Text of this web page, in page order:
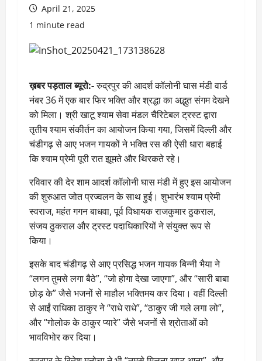
April 21, 2025
1 minute read
ख़बर पड़ताल ब्यूरो:-रुद्रपुर की आदर्श कॉलोनी घास मंडी वार्ड
नंबर 36 में एक बार फिर भक्ति और श्रद्धा का अद्भुत संगम देखने
को मिला। श्री खाटू श्याम सेवा मंडल चैरिटेबल ट्रस्ट द्वारा
तृतीय श्याम संकीर्तन का आयोजन किया गया, जिसमें दिल्ली और
चंडीगढ़ से आए भजन गायकों ने भक्ति रस की ऐसी धारा बहाई
कि श्याम प्रेमी पूरी रात झूमते और थिरकते रहे।
रविवार की देर शाम आदर्श कॉलोनी घास मंडी में हुए इस आयोजन
की शुरुआत जोत प्रज्वलन के साथ हुई। शुभारंभ श्याम प्रेमी
स्वराज, महंत गगन बाधवा, पूर्व विधायक राजकुमार ठुकराल,
संजय ठुकराल और ट्रस्ट पदाधिकारियों ने संयुक्त रूप से
किया।
इसके बाद चंडीगढ़ से आए प्रसिद्ध भजन गायक बिन्नी भैया ने
“लगन तुमसे लगा बैठे”, “जो होगा देखा जाएगा”, और “सारी बाबा
छोड़ के” जैसे भजनों से माहौल भक्तिमय कर दिया। वहीं दिल्ली
से आईं राधिका ठाकुर ने “राधे राधे”, “ठाकुर जी गले लगा लो”,
और “गोलोक के ठाकुर प्यारे” जैसे भजनों से श्रोताओं को
भावविभोर कर दिया।